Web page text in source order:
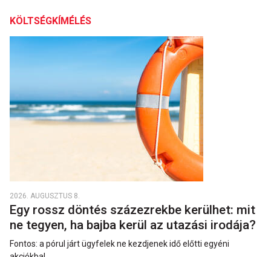
KÖLTSÉGKÍMÉLÉS
2026. AUGUSZTUS 8.
Egy rossz döntés százezrekbe kerülhet: mit
ne tegyen, ha bajba kerül az utazási irodája?
Fontos: a pórul járt ügyfelek ne kezdjenek idő előtti egyéni